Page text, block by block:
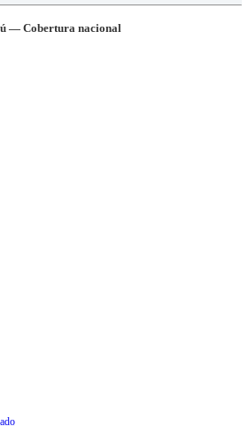
— Cobertura nacional